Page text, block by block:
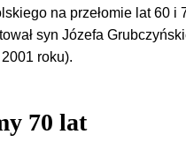
na przełomie lat 60 i
syn Józefa
roku).
70 lat